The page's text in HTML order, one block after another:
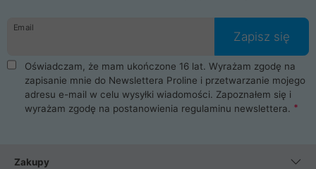
Email
Zapisz się
Oświadczam, że mam ukończone 16 lat. Wyrażam zgodę na
zapisanie mnie do Newslettera Proline i przetwarzanie mojego
adresu e-mail w celu wysyłki wiadomości. Zapoznałem się i
wyrażam zgodę na postanowienia regulaminu newslettera.
Zakupy